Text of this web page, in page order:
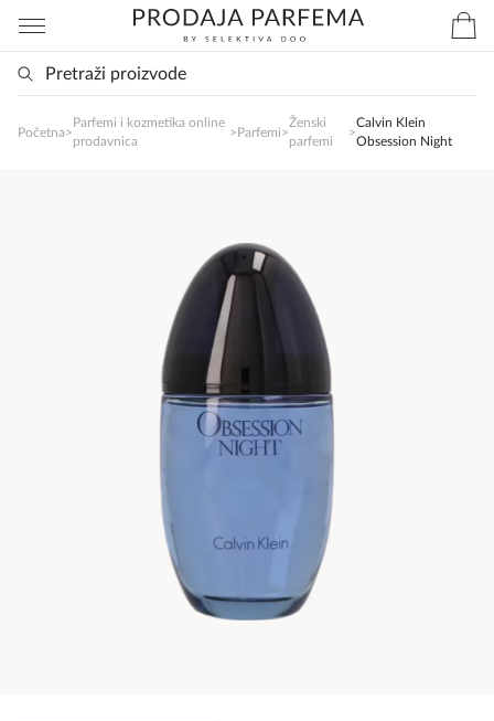
Početna>
Parfemi i kozmetika online
prodavnica
>Parfemi>
Ženski
parfemi
>
Calvin Klein
Obsession Night
SlađanAi Asistent
poručite svoj omiljeni parfem danas ali i za